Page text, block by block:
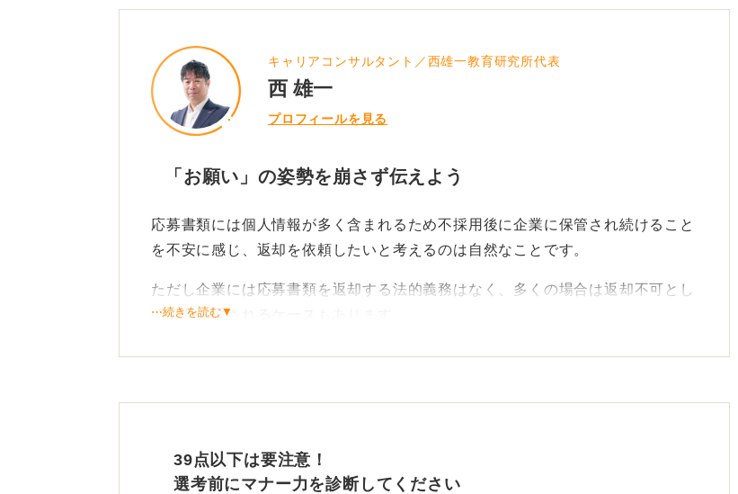
キャリアコンサルタント／西雄一教育研究所代表
西 雄一
プロフィールを見る
「お願い」の姿勢を崩さず伝えよう
応募書類には個人情報が多く含まれるため不採用後に企業に保管され続けること
を不安に感じ、返却を依頼したいと考えるのは自然なことです。
ただし企業には応募書類を返却する法的義務はなく、多くの場合は返却不可とし
て廃棄処理されるケースもあります。
そのため依頼する際はあくまで「お願い」という姿勢を崩さず、丁寧かつ簡潔に
タイミングとしては不採用通知を受け取った直後が最も適切です。
⋯続きを読む▼
39点以下は要注意！
選考前にマナー力を診断してください